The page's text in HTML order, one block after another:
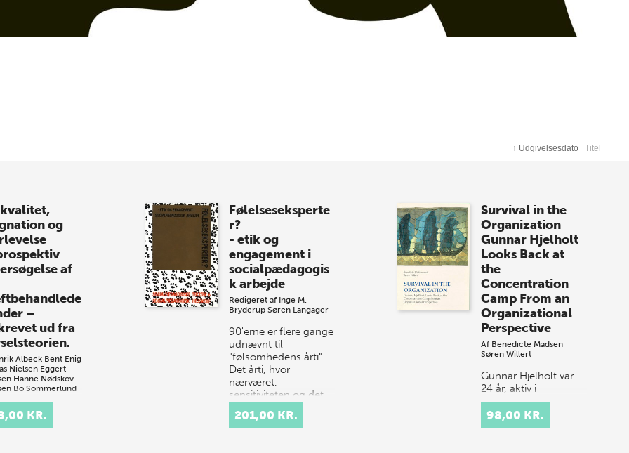
↑ Udgivelsesdato Titel
og
af
–
ud fra
Albeck Bent Enig
Nielsen Eggert
Hanne Nødskov
Bo Sommerlund
er enKR.
Følelseseksperte
r?
- etik og
engagement i
socialpædagogis
k arbejde
Redigeret af Inge M.
Bryderup Søren Langager
90'erne er flere gange
udnævnt til
"følsomhedens årti".
Det årti, hvor
nærværet,
sensitiviteten og det
engagement påny vil
201,00 KR.
Survival in the
Organization
Gunnar Hjelholt
Looks Back at
the
Concentration
Camp From an
Organizational
Perspective
Af Benedicte Madsen
Søren Willert
Gunnar Hjelholt var
24 år, aktiv i
modstandsbevægelsen
og studerede
statskundskab, da
98,00 KR.